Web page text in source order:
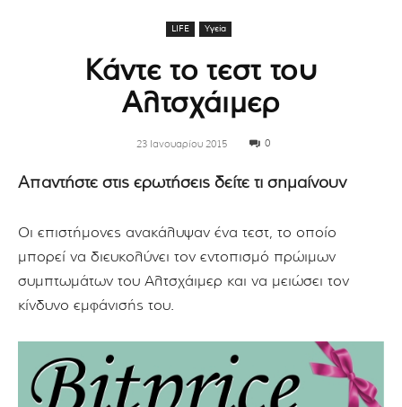
LIFE Υγεία
Κάντε το τεστ του
Αλτσχάιμερ
23 Ιανουαρίου 2015 0
Απαντήστε στις ερωτήσεις δείτε τι σημαίνουν
Οι επιστήμονες ανακάλυψαν ένα τεστ, το οποίο
μπορεί να διευκολύνει τον εντοπισμό πρώιμων
συμπτωμάτων του Αλτσχάιμερ και να μειώσει τον
κίνδυνο εμφάνισής του.